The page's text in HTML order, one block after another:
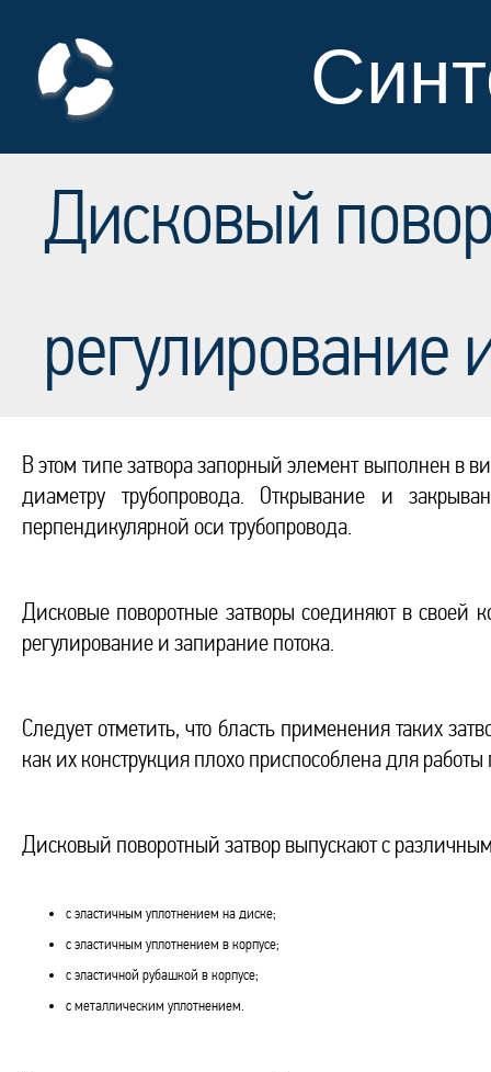
Дисковый
регулирование
В этом типе затвора запорный элемент выполнен в
диаметру трубопровода. Открывание и
перпендикулярной оси трубопровода.
Дисковые поворотные затворы соединяют в своей
регулирование и запирание потока.
Следует отметить, что бласть применения таких
как их конструкция плохо приспособлена для
Дисковый поворотный затвор выпускают с
с эластичным уплотнением на диске;
с эластичным уплотнением в корпусе;
с эластичной рубашкой в корпусе;
с металлическим уплотнением.